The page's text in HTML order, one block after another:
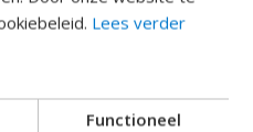
Lees verder
Functioneel